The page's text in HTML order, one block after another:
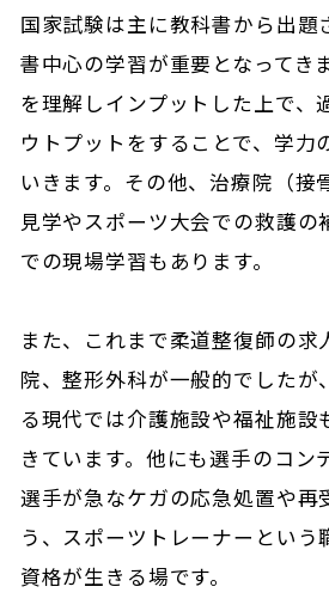
国家試験は主に教科書から出題
書中心の学習が重要となってき
を理解しインプットした上で、
ウトプットをすることで、学力
いきます。その他、治療院（接
見学やスポーツ大会での救護の
での現場学習もあります。
また、これまで柔道整復師の求
院、整形外科が一般的でしたが
る現代では介護施設や福祉施設
きています。他にも選手のコン
選手が急なケガの応急処置や再
う、スポーツトレーナーという
資格が生きる場です。